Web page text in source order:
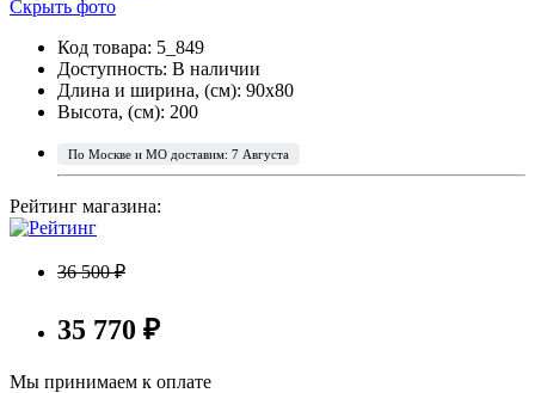
Скрыть фото
Код товара: 5_849
Доступность: В наличии
Длина и ширина, (см): 90x80
Высота, (см): 200
По Москве и МО доставим: 7 Августа
Рейтинг магазина:
36 500 ₽
35 770 ₽
Мы принимаем к оплате